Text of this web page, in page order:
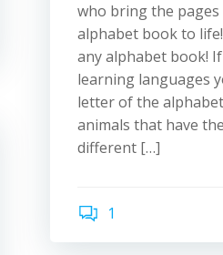
who bring the
alphabet book to
any alphabet book!
learning languages
letter of the
animals that have
different […]
1